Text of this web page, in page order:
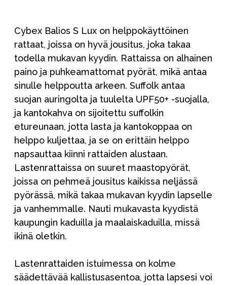
Cybex Balios S Lux on helppokäyttöinen
rattaat, joissa on hyvä jousitus, joka takaa
todella mukavan kyydin. Rattaissa on alhainen
paino ja puhkeamattomat pyörät, mikä antaa
sinulle helppoutta arkeen. Suffolk antaa
suojan auringolta ja tuulelta UPF50+ -suojalla,
ja kantokahva on sijoitettu suffolkin
etureunaan, jotta lasta ja kantokoppaa on
helppo kuljettaa, ja se on erittäin helppo
napsauttaa kiinni rattaiden alustaan.
Lastenrattaissa on suuret maastopyörät,
joissa on pehmeä jousitus kaikissa neljässä
pyörässä, mikä takaa mukavan kyydin lapselle
ja vanhemmalle. Nauti mukavasta kyydistä
kaupungin kaduilla ja maalaiskaduilla, missä
ikinä oletkin.
Lastenrattaiden istuimessa on kolme
säädettävää kallistusasentoa, jotta lapsesi voi